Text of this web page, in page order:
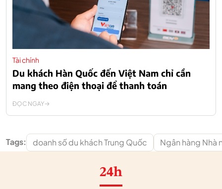
Tài chính
Du khách Hàn Quốc đến Việt Nam chỉ cần
mang theo điện thoại để thanh toán
ĐỌC NGAY
Tags: doanh số du khách Trung Quốc Ngân hàng Nhà
24h